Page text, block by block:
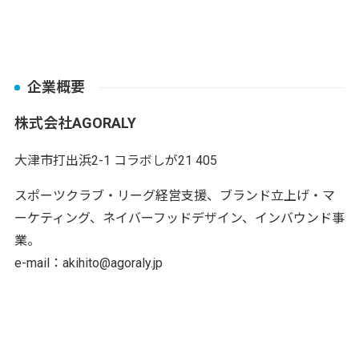
企業概要
株式会社AGORALY
大津市打出浜2-1 コラボしが21 405
スポーツクラブ・リーグ経営支援、ブランド立上げ・マ
ーケティング、ネイバーフッドデザイン、インバウンド事
業。
e-mail：akihito@agoraly.jp